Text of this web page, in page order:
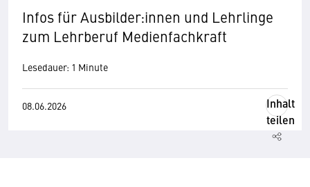
Infos für Ausbilder:innen und Lehrlinge
zum Lehrberuf Medienfachkraft
Lesedauer: 1 Minute
08.06.2026
Inhalt
teilen